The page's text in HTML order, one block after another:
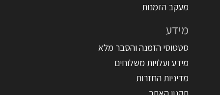
מעקב הזמנות
מידע
סטטוסי הזמנה והסבר מלא
מידע ועלויות משלוחים
מדיניות החזרות